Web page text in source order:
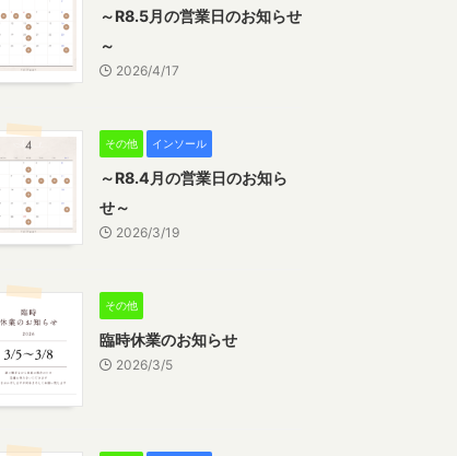
～R8.5月の営業日のお知らせ
～
2026/4/17
その他 インソール
～R8.4月の営業日のお知ら
せ～
2026/3/19
その他
臨時休業のお知らせ
2026/3/5